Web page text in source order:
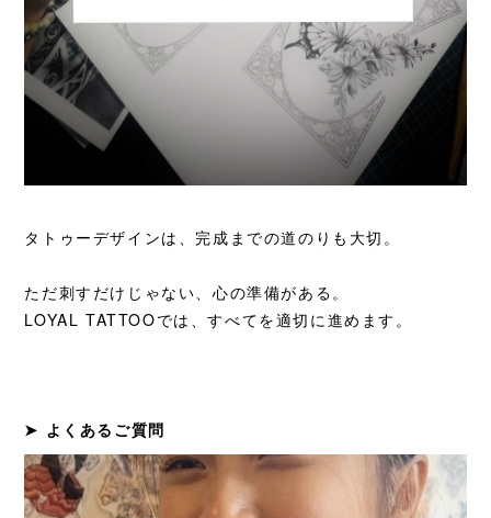
タトゥーデザインは、完成までの道のりも大切。
ただ刺すだけじゃない、心の準備がある。
LOYAL TATTOOでは、すべてを適切に進めます。
➤ よくあるご質問